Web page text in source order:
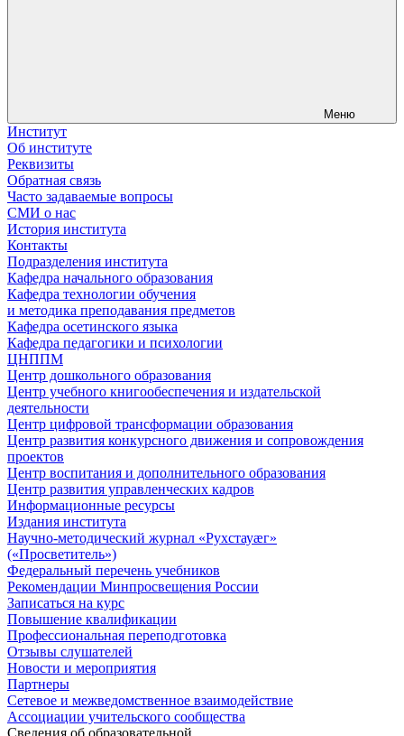
Меню
Институт
Об институте
Реквизиты
Обратная связь
Часто задаваемые вопросы
СМИ о нас
История института
Контакты
Подразделения института
Кафедра начального образования
Кафедра технологии обучения
и методика преподавания предметов
Кафедра осетинского языка
Кафедра педагогики и психологии
ЦНППМ
Центр дошкольного образования
Центр учебного книгообеспечения и издательской
деятельности
Центр цифровой трансформации образования
Центр развития конкурсного движения и сопровождения
проектов
Центр воспитания и дополнительного образования
Центр развития управленческих кадров
Информационные ресурсы
Издания института
Научно-методический журнал «Рухстауæг»
(«Просветитель»)
Федеральный перечень учебников
Рекомендации Минпросвещения России
Записаться на курс
Повышение квалификации
Профессиональная переподготовка
Отзывы слушателей
Новости и мероприятия
Партнеры
Сетевое и межведомственное взаимодействие
Ассоциации учительского сообщества
Сведения об образовательной